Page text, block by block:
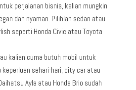
perjalanan bisnis, kalian mungkin
dan nyaman. Pilihlah sedan atau
seperti Honda Civic atau Toyota
kalian cuma butuh mobil untuk
sehari-hari, city car atau
Ayla atau Honda Brio sudah